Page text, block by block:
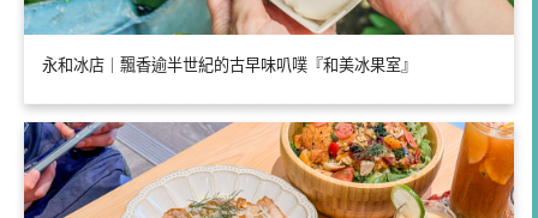
永和冰店｜飄香逾半世紀的古早味叭噗『和美冰果室』